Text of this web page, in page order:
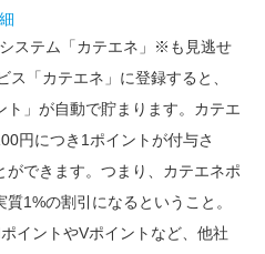
ステム「カテエネ」※も見逃せ
ス「カテエネ」に登録すると、
」が自動で貯まります。カテエ
円につき1ポイントが付与さ
できます。つまり、カテエネポ
1%の割引になるということ。
イントやVポイントなど、他社